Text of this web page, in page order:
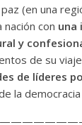
(en una
nación con una
y
de su
de líderes
la